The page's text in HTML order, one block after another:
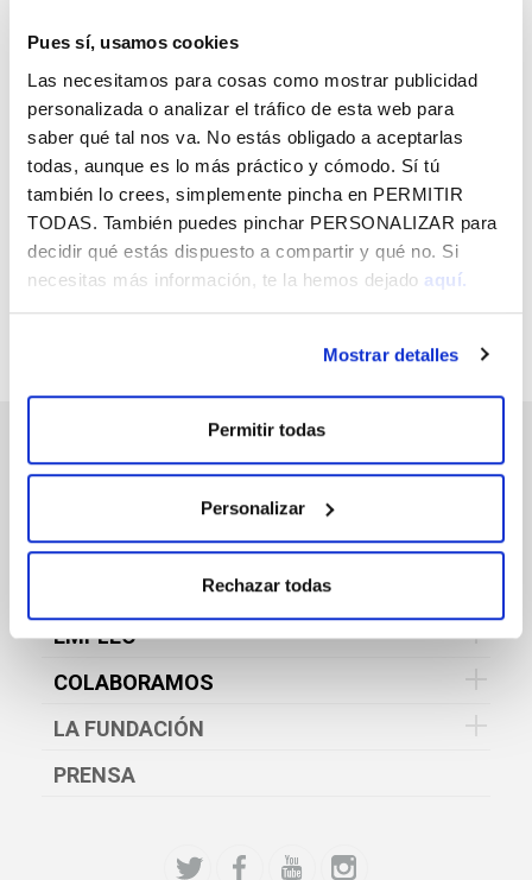
Pues sí, usamos cookies
Las necesitamos para cosas como mostrar publicidad
personalizada o analizar el tráfico de esta web para
saber qué tal nos va. No estás obligado a aceptarlas
todas, aunque es lo más práctico y cómodo. Sí tú
también lo crees, simplemente pincha en PERMITIR
TODAS. También puedes pinchar PERSONALIZAR para
decidir qué estás dispuesto a compartir y qué no. Si
necesitas más información, te la hemos dejado aquí.
Mostrar detalles
Permitir todas
Personalizar
Rechazar todas
SUSCRÍBETE A LO QUE TE INTERESA
EN FUNDACIÓN VITAL Y RECÍBELO EN
TU EMAIL GRATIS
SOCIAL
EDUCACIÓN Y FORMACIÓN
EMPLEO
COLABORAMOS
LA FUNDACIÓN
PRENSA